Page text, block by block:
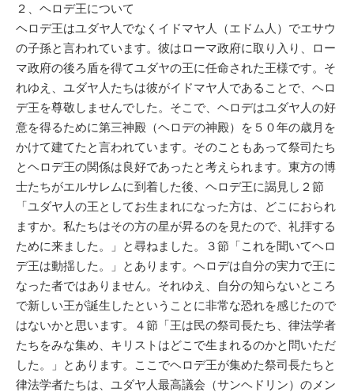
２、ヘロデ王について
ヘロデ王はユダヤ人でなくイドマヤ人（エドム人）でエサウ
の子孫と言われています。彼はローマ政府に取り入り、ロー
マ政府の後ろ盾を得てユダヤの王に任命された王様です。そ
れゆえ、ユダヤ人たちは彼がイドマヤ人であることで、ヘロ
デ王を尊敬しませんでした。そこで、ヘロデはユダヤ人の好
意を得るために第三神殿（ヘロデの神殿）を５０年の歳月を
かけて建てたと言われています。そのこともあって祭司たち
とヘロデ王の関係は良好であったと考えられます。東方の博
士たちがエルサレムに到着した後、ヘロデ王に謁見し２節
「ユダヤ人の王としてお生まれになった方は、どこにおられ
ますか。私たちはその方の星が昇るのを見たので、礼拝する
ために来ました。」と尋ねました。３節「これを聞いてヘロ
デ王は動揺した。」とあります。ヘロデは自分の実力で王に
なった者ではありません。それゆえ、自分の知らないところ
で新しい王が誕生したということに非常な恐れを感じたので
はないかと思います。４節「王は民の祭司長たち、律法学者
たちをみな集め、キリストはどこで生まれるのかと問いただ
した。」とあります。ここでヘロデ王が集めた祭司長たちと
律法学者たちは、ユダヤ人最高議会（サンヘドリン）のメン